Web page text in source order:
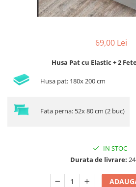
Lenjerii de pat Saten 4 piese cu
69,00 Lei
Husa Pat cu Elastic + 2
Husa pat: 180x 200 cm
Fata perna: 52x 80 cm (2 buc)
IN STOC
Durata de livrare: